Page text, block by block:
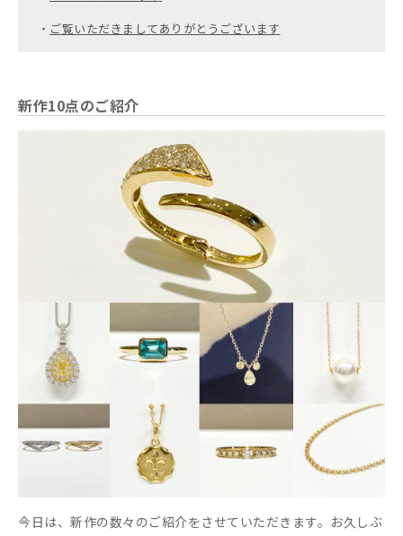
・ ご覧いただきましてありがとうございます
新作10点のご紹介
今日は、新作の数々のご紹介をさせていただきます。お久しぶ